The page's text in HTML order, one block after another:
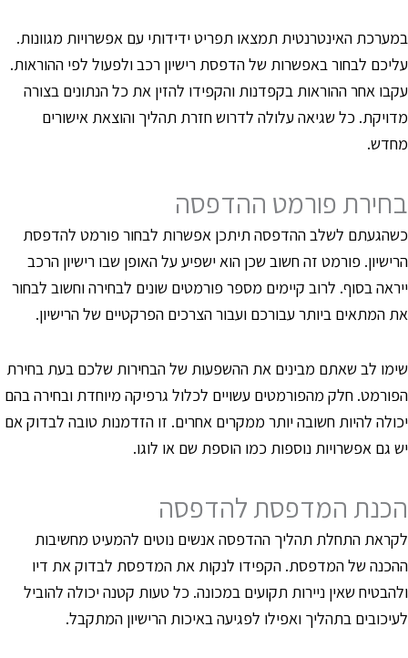
האינטרנטית תמצאו תפריט ידידותי עם אפשרויות מגוונות.
לבחור באפשרות של הדפסת רישיון רכב ולפעול לפי ההוראות.
אחר ההוראות בקפדנות והקפידו להזין את כל הנתונים בצורה
כל שגיאה עלולה לדרוש חזרת תהליך והוצאת אישורים
פורמט ההדפסה
לשלב ההדפסה תיתכן אפשרות לבחור פורמט להדפסת
פורמט זה חשוב שכן הוא ישפיע על האופן שבו רישיון הרכב
בסוף. לרוב קיימים מספר פורמטים שונים לבחירה וחשוב לבחור
המתאים ביותר עבורכם ועבור הצרכים הפרקטיים של הרישיון.
לב שאתם מבינים את ההשפעות של הבחירות שלכם בעת בחירת
חלק מהפורמטים עשויים לכלול גרפיקה מיוחדת ובחירה בהם
להיות חשובה יותר ממקרים אחרים. זו הזדמנות טובה לבדוק אם
גם אפשרויות נוספות כמו הוספת שם או לוגו.
המדפסת להדפסה
התחלת תהליך ההדפסה אנשים נוטים להמעיט מחשיבות
של המדפסת. הקפידו לנקות את המדפסת לבדוק את דיו
שאין ניירות תקועים במכונה. כל טעות קטנה יכולה להוביל
בתהליך ואפילו לפגיעה באיכות הרישיון המתקבל.